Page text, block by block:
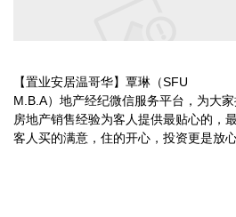
【置业安居温哥华】覃琳（SFU
M.B.A）地产经纪微信服务平台，为大
房地产销售经验为客人提供最贴心的，
客人买的满意，住的开心，投资更是放心